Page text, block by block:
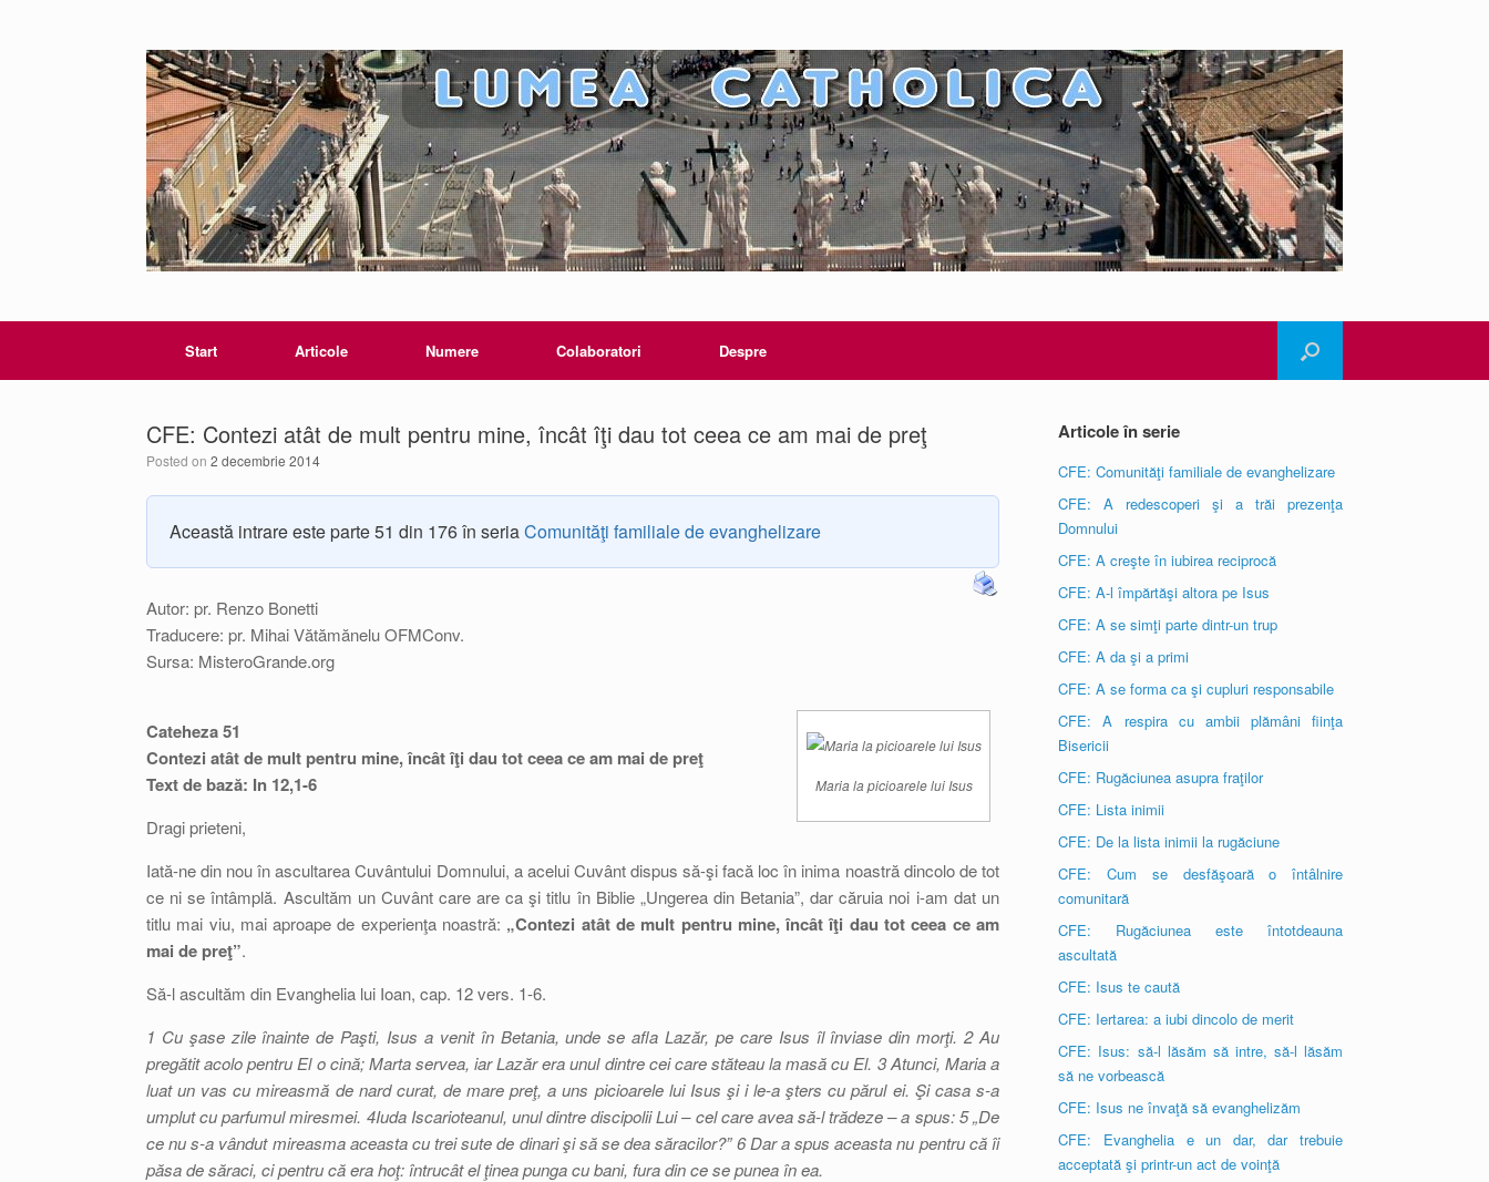
Start Articole Numere Colaboratori Despre
CFE: Contezi atât de mult pentru mine, încât îţi dau tot ceea ce am mai de preţ
Posted on 2 decembrie 2014
Această intrare este parte 51 din 176 în seriaComunităţi familiale de evanghelizare
Autor: pr. Renzo Bonetti
Traducere: pr. Mihai Vătămănelu OFMConv.
Sursa: MisteroGrande.org
Maria la picioarele lui Isus
Cateheza 51
Contezi atât de mult pentru mine, încât îţi dau tot ceea ce am mai de preţ
Text de bază: In 12,1-6
Dragi prieteni,
Iată-ne din nou în ascultarea Cuvântului Domnului, a acelui Cuvânt dispus să-şi facă loc în inima noastră dincolo de tot
ce ni se întâmplă. Ascultăm un Cuvânt care are ca şi titlu în Biblie „Ungerea din Betania”, dar căruia noi i-am dat un
titlu mai viu, mai aproape de experienţa noastră: „Contezi atât de mult pentru mine, încât îţi dau tot ceea ce am
mai de preţ”.
Să-l ascultăm din Evanghelia lui Ioan, cap. 12 vers. 1-6.
1 Cu şase zile înainte de Paşti, Isus a venit în Betania, unde se afla Lazăr, pe care Isus îl înviase din morţi. 2 Au
pregătit acolo pentru El o cină; Marta servea, iar Lazăr era unul dintre cei care stăteau la masă cu El. 3 Atunci, Maria a
luat un vas cu mireasmă de nard curat, de mare preţ, a uns picioarele lui Isus şi i le-a şters cu părul ei. Şi casa s-a
umplut cu parfumul miresmei. 4Iuda Iscarioteanul, unul dintre discipolii Lui – cel care avea să-l trădeze – a spus: 5 „De
ce nu s-a vândut mireasma aceasta cu trei sute de dinari şi să se dea săracilor?” 6 Dar a spus aceasta nu pentru că îi
păsa de săraci, ci pentru că era hoţ: întrucât el ţinea punga cu bani, fura din ce se punea în ea.
Articole în serie
CFE: Comunităţi familiale de evanghelizare
CFE: A redescoperi şi a trăi prezenţa
Domnului
CFE: A creşte în iubirea reciprocă
CFE: A-l împărtăşi altora pe Isus
CFE: A se simţi parte dintr-un trup
CFE: A da şi a primi
CFE: A se forma ca şi cupluri responsabile
CFE: A respira cu ambii plămâni fiinţa
Bisericii
CFE: Rugăciunea asupra fraţilor
CFE: Lista inimii
CFE: De la lista inimii la rugăciune
CFE: Cum se desfăşoară o întâlnire
comunitară
CFE: Rugăciunea este întotdeauna
ascultată
CFE: Isus te caută
CFE: Iertarea: a iubi dincolo de merit
CFE: Isus: să-l lăsăm să intre, să-l lăsăm
să ne vorbească
CFE: Isus ne învaţă să evanghelizăm
CFE: Evanghelia e un dar, dar trebuie
acceptată şi printr-un act de voinţă